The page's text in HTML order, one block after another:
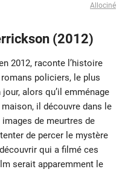
Allociné
(2012)
2012, raconte l’histoire
policiers, le plus
alors qu’il emménage
il découvre dans le
de meurtres de
de percer le mystère
qui a filmé ces
serait apparemment le